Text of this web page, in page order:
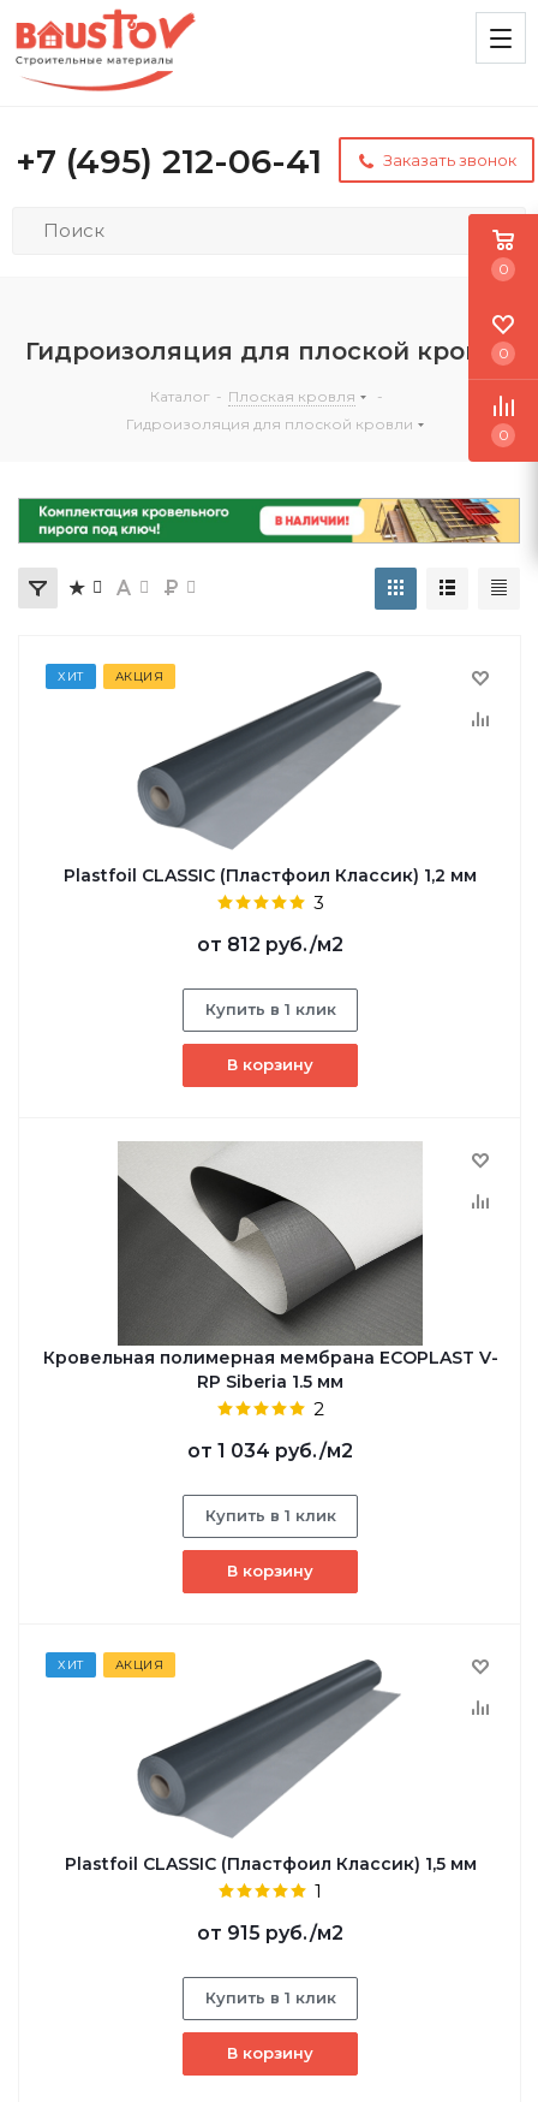
+7 (495) 212-06-41 Заказать звонок
Гидроизоляция для плоской кровли
Каталог - Плоская кровля
-
Гидроизоляция для плоской кровли
ХИТ АКЦИЯ
Plastfoil CLASSIC (Пластфоил Классик) 1,2 мм
3
от 812 руб./м2
Купить в 1 клик
В корзину
Кровельная полимерная мембрана ECOPLAST V-
RP Siberia 1.5 мм
2
от 1 034 руб./м2
Купить в 1 клик
В корзину
ХИТ АКЦИЯ
Plastfoil CLASSIC (Пластфоил Классик) 1,5 мм
1
от 915 руб./м2
Купить в 1 клик
В корзину
0
0
0